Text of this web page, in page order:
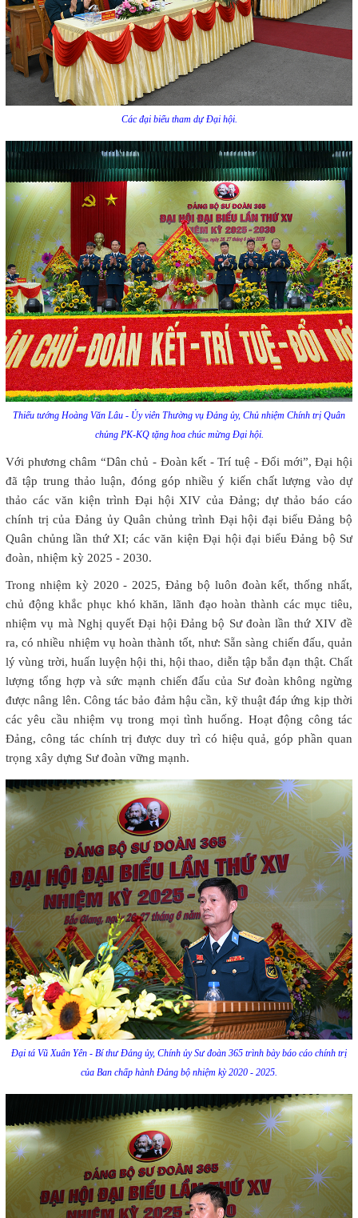
Các đại biểu tham dự Đại hội.
Thiếu tướng Hoàng Văn Lâu - Ủy viên Thường vụ Đảng ủy, Chủ nhiệm Chính trị Quân
chủng PK-KQ tặng hoa chúc mừng Đại hội.
Với phương châm “Dân chủ - Đoàn kết - Trí tuệ - Đổi mới”, Đại hội
đã tập trung thảo luận, đóng góp nhiều ý kiến chất lượng vào dự
thảo các văn kiện trình Đại hội XIV của Đảng; dự thảo báo cáo
chính trị của Đảng ủy Quân chủng trình Đại hội đại biểu Đảng bộ
Quân chủng lần thứ XI; các văn kiện Đại hội đại biểu Đảng bộ Sư
đoàn, nhiệm kỳ 2025 - 2030.
Trong nhiệm kỳ 2020 - 2025, Đảng bộ luôn đoàn kết, thống nhất,
chủ động khắc phục khó khăn, lãnh đạo hoàn thành các mục tiêu,
nhiệm vụ mà Nghị quyết Đại hội Đảng bộ Sư đoàn lần thứ XIV đề
ra, có nhiều nhiệm vụ hoàn thành tốt, như: Sẵn sàng chiến đấu, quản
lý vùng trời, huấn luyện hội thi, hội thao, diễn tập bắn đạn thật. Chất
lượng tổng hợp và sức mạnh chiến đấu của Sư đoàn không ngừng
được nâng lên. Công tác bảo đảm hậu cần, kỹ thuật đáp ứng kịp thời
các yêu cầu nhiệm vụ trong mọi tình huống. Hoạt động công tác
Đảng, công tác chính trị được duy trì có hiệu quả, góp phần quan
trọng xây dựng Sư đoàn vững mạnh.
Đại tá Vũ Xuân Yên - Bí thư Đảng ủy, Chính ủy Sư đoàn 365 trình bày báo cáo chính trị
của Ban chấp hành Đảng bộ nhiệm kỳ 2020 - 2025.